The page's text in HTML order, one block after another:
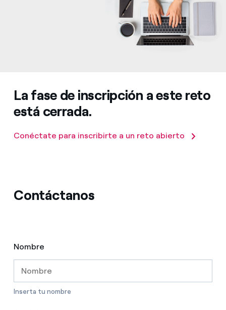
La fase de inscripción a este reto
está cerrada.
Conéctate para inscribirte a un reto abierto
Contáctanos
Nombre
Inserta tu nombre